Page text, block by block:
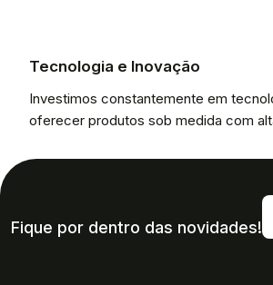
Tecnologia e Inovação
Investimos constantemente em
oferecer produtos sob medida com
Fique por dentro das novidades!